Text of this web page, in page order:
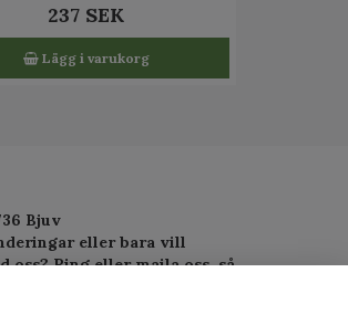
237 SEK
Lägg i varukorg
Bjuv
eller bara vill
oss? Ring eller maila oss, så